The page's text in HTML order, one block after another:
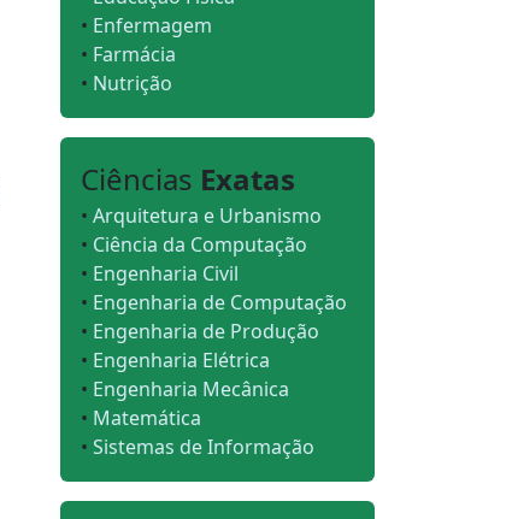
• Enfermagem
• Farmácia
• Nutrição
Ciências Exatas
• Arquitetura e Urbanismo
• Ciência da Computação
• Engenharia Civil
• Engenharia de Computação
• Engenharia de Produção
• Engenharia Elétrica
• Engenharia Mecânica
• Matemática
• Sistemas de Informação